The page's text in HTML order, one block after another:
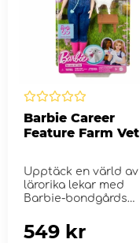
Barbie Career
Feature Farm Vet
Upptäck en värld av
lärorika lekar med
Barbie-bondgårds
549 kr